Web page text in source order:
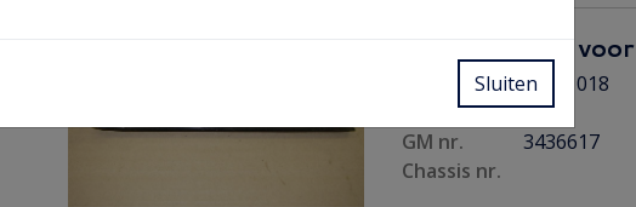
Bumpersteun voor
Artikel nr.
14 06 018
Model nr.
AA
GM nr.
3436617
Chassis nr.
Sluiten